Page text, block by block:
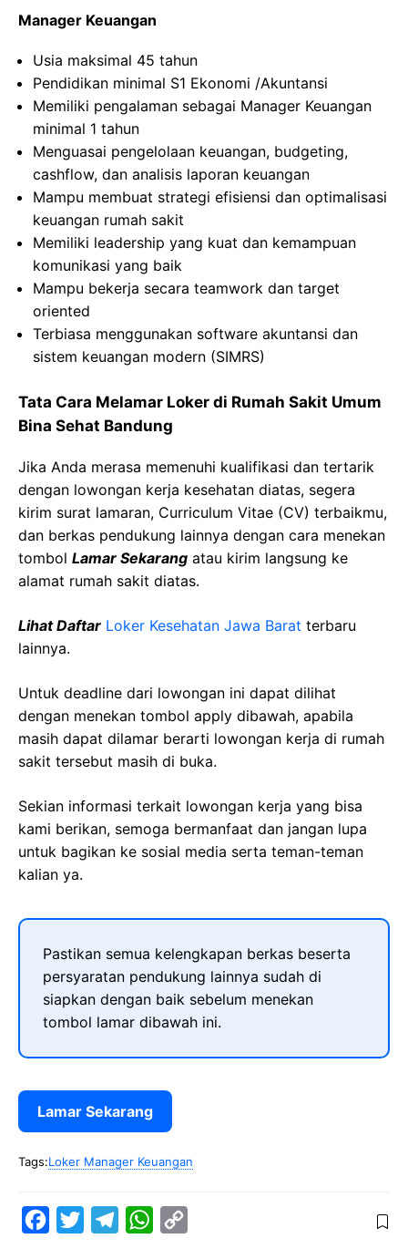
Manager Keuangan
Usia maksimal 45 tahun
Pendidikan minimal S1 Ekonomi /Akuntansi
Memiliki pengalaman sebagai Manager Keuangan
minimal 1 tahun
Menguasai pengelolaan keuangan, budgeting,
cashflow, dan analisis laporan keuangan
Mampu membuat strategi efisiensi dan optimalisasi
keuangan rumah sakit
Memiliki leadership yang kuat dan kemampuan
komunikasi yang baik
Mampu bekerja secara teamwork dan target
oriented
Terbiasa menggunakan software akuntansi dan
sistem keuangan modern (SIMRS)
Tata Cara Melamar Loker di Rumah Sakit Umum
Bina Sehat Bandung
Jika Anda merasa memenuhi kualifikasi dan tertarik
dengan lowongan kerja kesehatan diatas, segera
kirim surat lamaran, Curriculum Vitae (CV) terbaikmu,
dan berkas pendukung lainnya dengan cara menekan
tombol Lamar Sekarang atau kirim langsung ke
alamat rumah sakit diatas.
Lihat Daftar Loker Kesehatan Jawa Barat terbaru
lainnya.
Untuk deadline dari lowongan ini dapat dilihat
dengan menekan tombol apply dibawah, apabila
masih dapat dilamar berarti lowongan kerja di rumah
sakit tersebut masih di buka.
Sekian informasi terkait lowongan kerja yang bisa
kami berikan, semoga bermanfaat dan jangan lupa
untuk bagikan ke sosial media serta teman-teman
kalian ya.
Pastikan semua kelengkapan berkas beserta
persyaratan pendukung lainnya sudah di
siapkan dengan baik sebelum menekan
tombol lamar dibawah ini.
Lamar Sekarang
Tags:Loker Manager Keuangan
W